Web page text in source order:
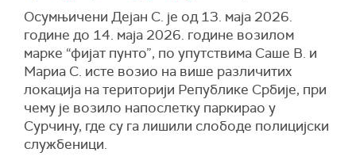
Осумњичени Дејан С. је од 13. маја 2026.
године до 14. маја 2026. године возилом
марке “фијат пунто”, по упутствима Саше В. и
Мариа С. исте возио на више различитих
локација на територији Републике Србије, при
чему је возило напослетку паркирао у
Сурчину, где су га лишили слободе полицијски
службеници.